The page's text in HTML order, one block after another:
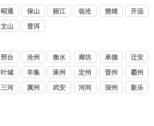
昭通 保山 丽江 临沧 楚雄 开远
文山 普洱
邢台 沧州 衡水 廊坊 承德 迁安
叶城 辛集 涿州 定州 晋州 霸州
三河 冀州 武安 河间 深州 新乐